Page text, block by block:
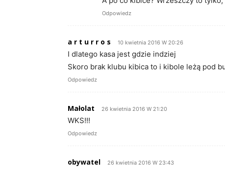
Odpowiedz
a r t u r r o s 10 kwietnia 2016 W 20:26
I dlatego kasa jest gdzie indziej
Skoro brak klubu kibica to i kibole leżą pod
Odpowiedz
Małolat 26 kwietnia 2016 W 21:20
WKS!!!
Odpowiedz
obywatel 26 kwietnia 2016 W 23:43